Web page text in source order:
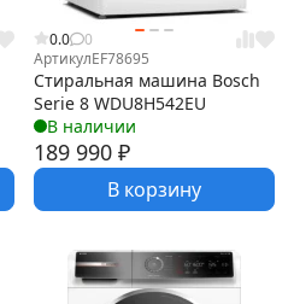
0.0
0
АртикулEF78695
Стиральная машина Bosch
Serie 8 WDU8H542EU
В наличии
189 990 ₽
В корзину